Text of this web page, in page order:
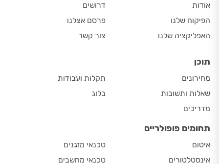
אודות
הפיקוח שלנו
האפליקציה שלנו
דרושים
פרסם אצלנו
צור קשר
תוכן
מחירונים
שאלות ותשובות
מדריכים
תקלות ועבודות
בלוג
תחומים פופולריים
איטום
אינסטלטורים
טכנאי מזגנים
טכנאי מחשבים